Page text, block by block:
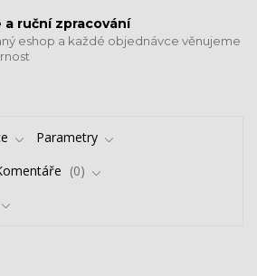
a ruční zpracování
eshop a každé objednávce věnujeme
Parametry
0